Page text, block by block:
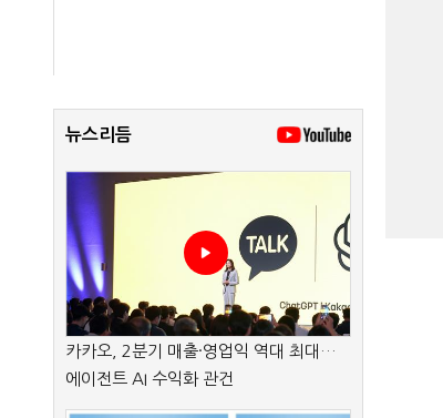
뉴스리듬
카카오, 2분기 매출·영업익 역대 최대…
에이전트 AI 수익화 관건